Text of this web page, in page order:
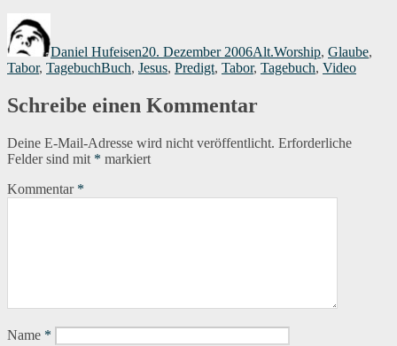
Daniel Hufeisen20. Dezember 2006Alt.Worship, Glaube,
Tabor, TagebuchSchlagwörter
Buch, Jesus, Predigt, Tabor, Tagebuch, Video
Schreibe einen Kommentar
Deine E-Mail-Adresse wird nicht veröffentlicht. Erforderliche
Felder sind mit * markiert
Kommentar *
Name *